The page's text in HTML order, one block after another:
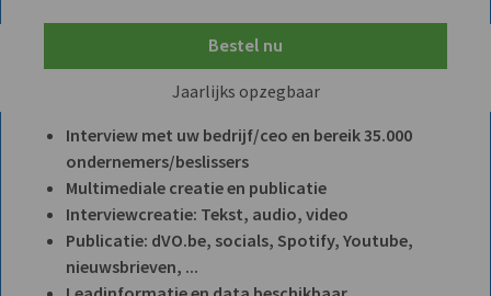
Bestel nu
Jaarlijks opzegbaar
Interview met uw bedrijf/ceo en bereik 35.000
ondernemers/beslissers
Multimediale creatie en publicatie
Interviewcreatie: Tekst, audio, video
Publicatie: dVO.be, socials, Spotify, Youtube,
nieuwsbrieven, ...